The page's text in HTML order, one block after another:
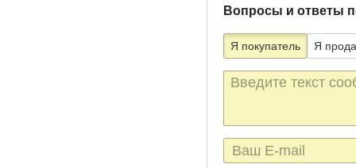
Вопросы и ответы
Я покупатель Я
Текст
сообщения
E-
mail